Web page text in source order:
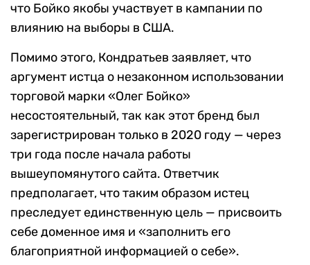
что Бойко якобы участвует в кампании по
влиянию на выборы в США.
Помимо этого, Кондратьев заявляет, что
аргумент истца о незаконном использовании
торговой марки «Олег Бойко»
несостоятельный, так как этот бренд был
зарегистрирован только в 2020 году — через
три года после начала работы
вышеупомянутого сайта. Ответчик
предполагает, что таким образом истец
преследует единственную цель — присвоить
себе доменное имя и «заполнить его
благоприятной информацией о себе».